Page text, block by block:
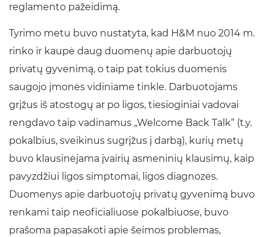
reglamento pažeidimą.
Tyrimo metu buvo nustatyta, kad H&M nuo 2014 m.
rinko ir kaupė daug duomenų apie darbuotojų
privatų gyvenimą, o taip pat tokius duomenis
saugojo įmonės vidiniame tinkle. Darbuotojams
grįžus iš atostogų ar po ligos, tiesioginiai vadovai
rengdavo taip vadinamus „Welcome Back Talk“ (t.y.
pokalbius, sveikinus sugrįžus į darbą), kurių metų
buvo klausinėjama įvairių asmeninių klausimų, kaip
pavyzdžiui ligos simptomai, ligos diagnozės.
Duomenys apie darbuotojų privatų gyvenimą buvo
renkami taip neoficialiuose pokalbiuose, buvo
prašoma papasakoti apie šeimos problemas,